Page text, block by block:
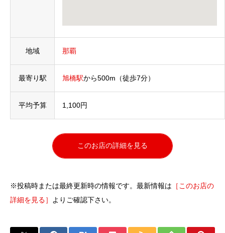
地域 那覇
最寄り駅 旭橋駅から500m （徒歩7分）
平均予算 1,100円
このお店の詳細を見る
※投稿時または最終更新時の情報です。最新情報は ［このお店の
詳細を見る］
よりご確認下さい。